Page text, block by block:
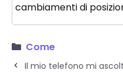
cambiamenti di
Come
Il mio telefono mi